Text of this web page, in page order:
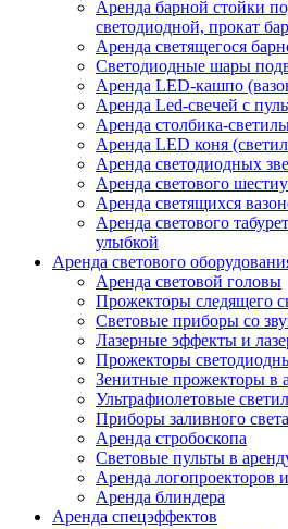
Аренда барной стойки
светодиодной, прокат
Аренда светящегося
Светодиодные шары
Аренда LED-кашпо
Аренда Led-свечей с
Аренда столбика-
Аренда LED коня
Аренда светодиодных
Аренда светового
Аренда светящихся
Аренда светового
улыбкой
Аренда светового
Аренда световой головы
Прожекторы следящего
Световые приборы со
Лазерные эффекты и
Прожекторы
Зенитные прожекторы в
Ультрафиолетовые
Приборы заливного света
Аренда стробоскопа
Световые пульты в
Аренда логопроекторов
Аренда блиндера
Аренда спецэффектов